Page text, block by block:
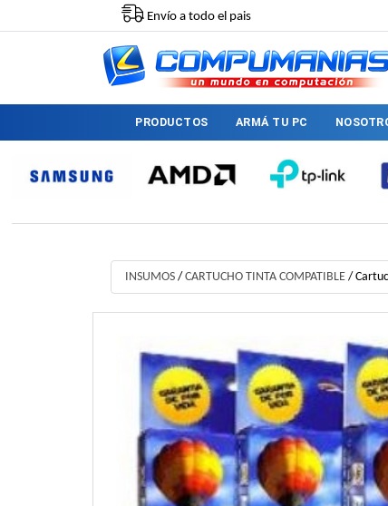
PRODUCTOS ARMÁ TU PC
Envío a todo el pais
INSUMOS / CARTUCHO TINTA COMPATIBLE /